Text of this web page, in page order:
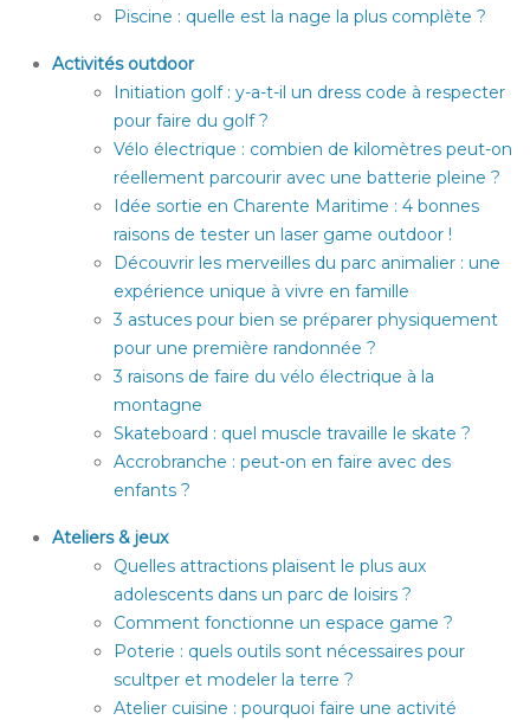
Piscine : quelle est la nage la plus complète ?
Activités outdoor
Initiation golf : y-a-t-il un dress code à respecter
pour faire du golf ?
Vélo électrique : combien de kilomètres peut-on
réellement parcourir avec une batterie pleine ?
Idée sortie en Charente Maritime : 4 bonnes
raisons de tester un laser game outdoor !
Découvrir les merveilles du parc animalier : une
expérience unique à vivre en famille
3 astuces pour bien se préparer physiquement
pour une première randonnée ?
3 raisons de faire du vélo électrique à la
montagne
Skateboard : quel muscle travaille le skate ?
Accrobranche : peut-on en faire avec des
enfants ?
Ateliers & jeux
Quelles attractions plaisent le plus aux
adolescents dans un parc de loisirs ?
Comment fonctionne un espace game ?
Poterie : quels outils sont nécessaires pour
scultper et modeler la terre ?
Atelier cuisine : pourquoi faire une activité